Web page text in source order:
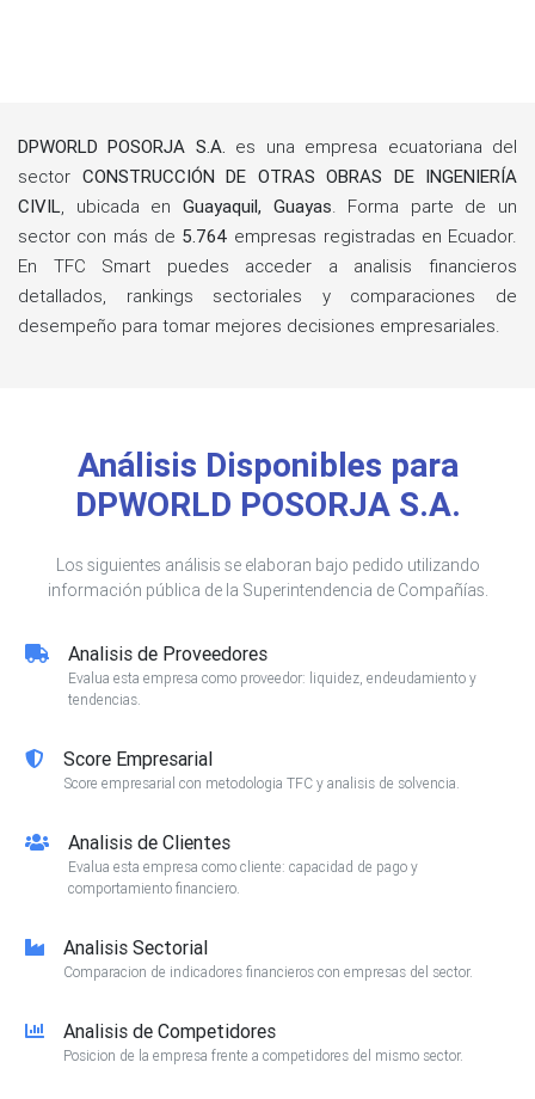
DPWORLD POSORJA S.A. es una empresa ecuatoriana del
sector CONSTRUCCIÓN DE OTRAS OBRAS DE INGENIERÍA
CIVIL, ubicada en Guayaquil, Guayas. Forma parte de un
sector con más de 5.764 empresas registradas en Ecuador.
En TFC Smart puedes acceder a analisis financieros
detallados, rankings sectoriales y comparaciones de
desempeño para tomar mejores decisiones empresariales.
Análisis Disponibles para
DPWORLD POSORJA S.A.
Los siguientes análisis se elaboran bajo pedido utilizando
información pública de la Superintendencia de Compañías.
Analisis de Proveedores
Evalua esta empresa como proveedor: liquidez, endeudamiento y
tendencias.
Score Empresarial
Score empresarial con metodologia TFC y analisis de solvencia.
Analisis de Clientes
Evalua esta empresa como cliente: capacidad de pago y
comportamiento financiero.
Analisis Sectorial
Comparacion de indicadores financieros con empresas del sector.
Analisis de Competidores
Posicion de la empresa frente a competidores del mismo sector.